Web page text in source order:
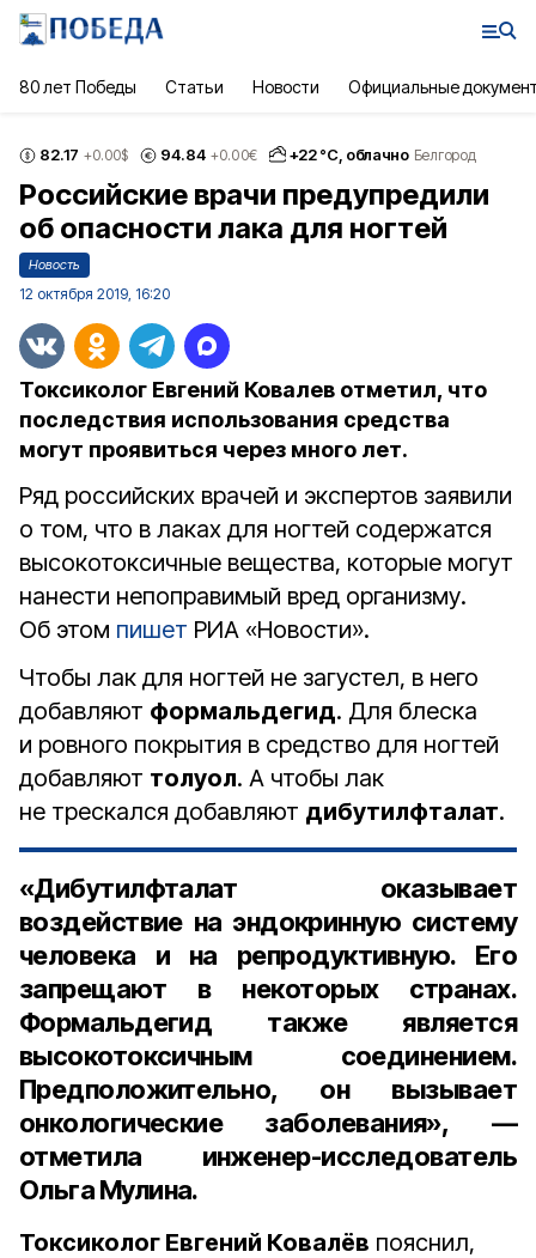
80 лет Победы Статьи Новости Официальные
82.17 +0.00$ 94.84 +0.00€ +22°С, облачно Белгород
Российские врачи предупредили
об опасности лака для ногтей
Новость
12 октября 2019, 16:20
Токсиколог Евгений Ковалев отметил, что
последствия использования средства
могут проявиться через много лет.
Ряд российских врачей и экспертов заявили
о том, что в лаках для ногтей содержатся
высокотоксичные вещества, которые могут
нанести непоправимый вред организму.
Об этом пишет РИА «Новости».
Чтобы лак для ногтей не загустел, в него
добавляют формальдегид. Для блеска
и ровного покрытия в средство для ногтей
добавляют толуол. А чтобы лак
не трескался добавляют дибутилфталат.
«Дибутилфталат оказывает
воздействие на эндокринную систему
человека и на репродуктивную. Его
запрещают в некоторых странах.
Формальдегид также является
высокотоксичным соединением.
Предположительно, он вызывает
онкологические заболевания», —
отметила инженер-исследователь
Ольга Мулина.
Токсиколог Евгений Ковалёв пояснил,